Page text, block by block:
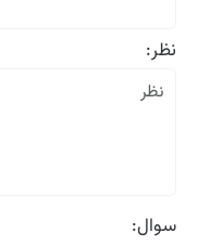
نظر:
سوال: